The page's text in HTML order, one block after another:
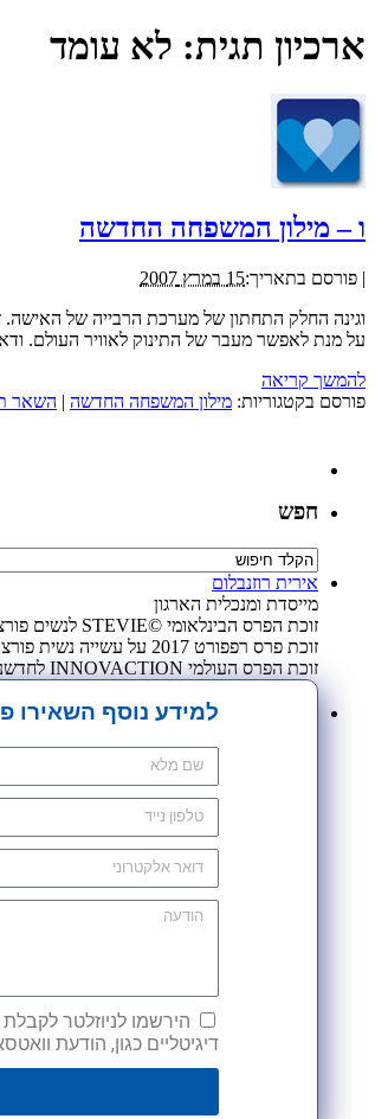
ארכיון תגית: לא עומד
ו – מילון המשפחה החדשה
| פורסם בתאריך:15 במרץ 2007
וגינה החלק התחתון של מערכת הרבייה של האישה.
על מנת לאפשר מעבר של התינוק לאוויר העולם.
להמשך קריאה
פורסם בקטגוריות: מילון המשפחה החדשה | השאר
חפש
אירית רוזנבלום
מייסדת ומנכלית הארגון
זוכת הפרס הבינלאומי ©STEVIE לנשים פורצות דרך 2019
זוכת פרס רפפורט 2017 על עשייה נשית פורצת דרך
זוכת הפרס העולמי INNOVACTION לחדשנות ויצירתיות משפטית 2009
למידע נוסף השאירו
הירשמו לניוזלטר
דיגיטליים כגון, הודעת